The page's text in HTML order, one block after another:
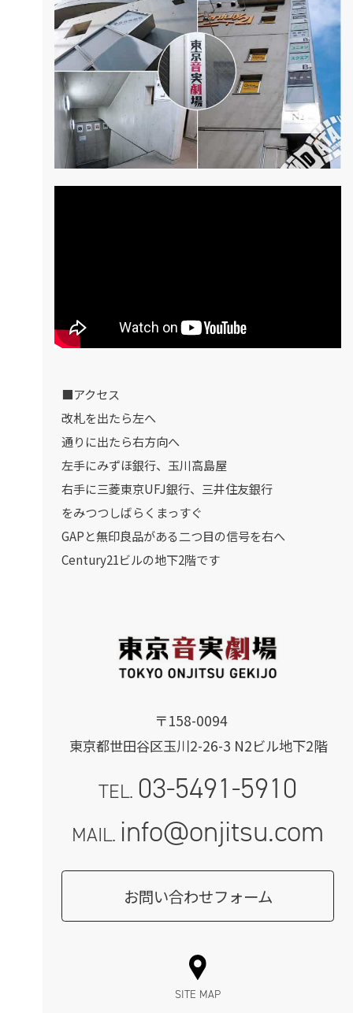
〒158-0094
東京都世田谷区玉川2-26-3 N2ビル地下2階
TEL. 03-5491-5910
MAIL. info@onjitsu.com
お問い合わせフォーム
■アクセス
改札を出たら左へ
通りに出たら右方向へ
左手にみずほ銀行、玉川高島屋
右手に三菱東京UFJ銀行、三井住友銀行
をみつつしばらくまっすぐ
GAPと無印良品がある二つ目の信号を右へ
Century21ビルの地下2階です
SITE MAP